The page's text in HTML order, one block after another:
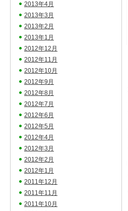
2013年4月
2013年3月
2013年2月
2013年1月
2012年12月
2012年11月
2012年10月
2012年9月
2012年8月
2012年7月
2012年6月
2012年5月
2012年4月
2012年3月
2012年2月
2012年1月
2011年12月
2011年11月
2011年10月